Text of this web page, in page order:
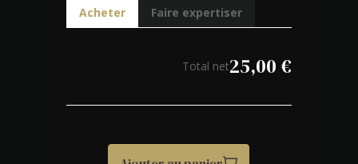
Acheter Faire expertiser
Total net25,00€